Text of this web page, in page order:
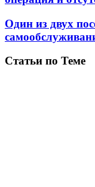
Один из двух
Статьи по Теме